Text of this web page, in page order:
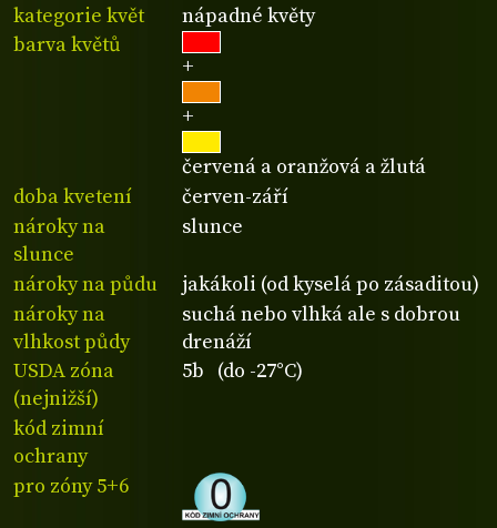
kategorie květ
nápadné květy
barva květů
+
+
červená a oranžová a žlutá
doba kvetení
červen-září
nároky na
slunce
slunce
nároky na půdu
jakákoli (od kyselá po zásaditou)
nároky na
vlhkost půdy
suchá nebo vlhká ale s dobrou
drenáží
USDA zóna
(nejnižší)
5b (do -27°C)
kód zimní
ochrany
pro zóny 5+6